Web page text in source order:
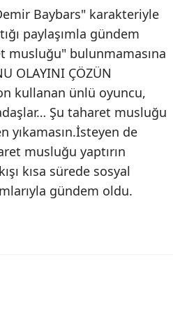
Baybars" karakteriyle
paylaşımla gündem
musluğu" bulunmamasına
OLAYINI ÇÖZÜN
kullanan ünlü oyuncu,
Şu taharet musluğu
yıkamasın.İsteyen de
musluğu yaptırın
kısa sürede sosyal
gündem oldu.